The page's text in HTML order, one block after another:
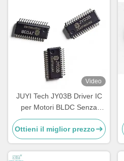
Video
JUYI Tech JY03B Driver IC
per Motori BLDC Senza
Sensori Altamente Integrato
con Ampio Intervallo di
Tensione 9-36V per
Controllo Motore
Ottieni il miglior prezzo